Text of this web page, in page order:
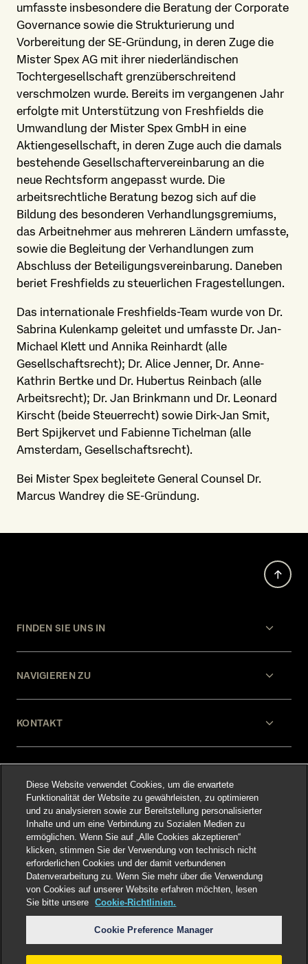
umfasste insbesondere die Beratung der Corporate
Governance sowie die Strukturierung und
Vorbereitung der SE-Gründung, in deren Zuge die
Mister Spex AG mit ihrer niederländischen
Tochtergesellschaft grenzüberschreitend
verschmolzen wurde. Bereits im vergangenen Jahr
erfolgte mit Unterstützung von Freshfields die
Umwandlung der Mister Spex GmbH in eine
Aktiengesellschaft, in deren Zuge auch die damals
bestehende Gesellschaftervereinbarung an die
neue Rechtsform angepasst wurde. Die
arbeitsrechtliche Beratung bezog sich auf die
Bildung des besonderen Verhandlungsgremiums,
das Arbeitnehmer aus mehreren Ländern umfasste,
sowie die Begleitung der Verhandlungen zum
Abschluss der Beteiligungsvereinbarung. Daneben
beriet Freshfields zu steuerlichen Fragestellungen.
Das internationale Freshfields-Team wurde von Dr.
Sabrina Kulenkamp geleitet und umfasste Dr. Jan-
Michael Klett und Annika Reinhardt (alle
Gesellschaftsrecht); Dr. Alice Jenner, Dr. Anne-
Kathrin Bertke und Dr. Hubertus Reinbach (alle
Arbeitsrecht); Dr. Jan Brinkmann und Dr. Leonard
Kirscht (beide Steuerrecht) sowie Dirk-Jan Smit,
Bert Spijkervet und Fabienne Tichelman (alle
Amsterdam, Gesellschaftsrecht).
Bei Mister Spex begleitete General Counsel Dr.
Marcus Wandrey die SE-Gründung.
FINDEN SIE UNS IN
NAVIGIEREN ZU
KONTAKT
RECHTLICHES
Select language:
Diese Website verwendet Cookies, um die erwartete
Funktionalität der Website zu gewährleisten, zu optimieren
und zu analysieren sowie zur Bereitstellung personalisierter
Inhalte und um eine Verbindung zu Sozialen Medien zu
ermöglichen. Wenn Sie auf „Alle Cookies akzeptieren“
klicken, stimmen Sie der Verwendung von technisch nicht
erforderlichen Cookies und der damit verbundenen
Datenverarbeitung zu. Wenn Sie mehr über die Verwendung
von Cookies auf unserer Website erfahren möchten, lesen
Sie bitte unsere
Cookie-Richtlinien.
Cookie Preference Manager